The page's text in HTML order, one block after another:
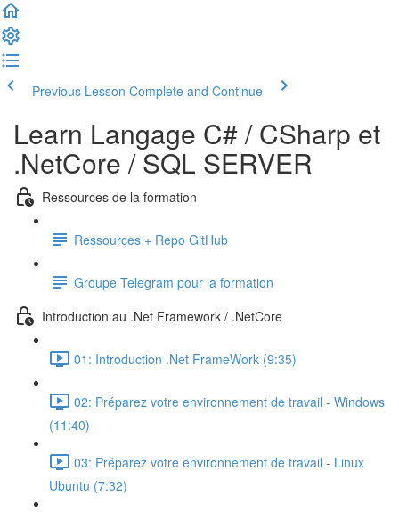
Previous Lesson Complete and Continue
Learn Langage C# / CSharp et
.NetCore / SQL SERVER
Ressources de la formation
Ressources + Repo GitHub
Groupe Telegram pour la formation
Introduction au .Net Framework / .NetCore
01: Introduction .Net FrameWork (9:35)
02: Préparez votre environnement de travail - Windows
(11:40)
03: Préparez votre environnement de travail - Linux
Ubuntu (7:32)